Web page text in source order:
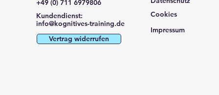
+49 (0) 711 6979806
Kundendienst:
info@kognitives-training.de
Vertrag widerrufen
Cookies
Impressum